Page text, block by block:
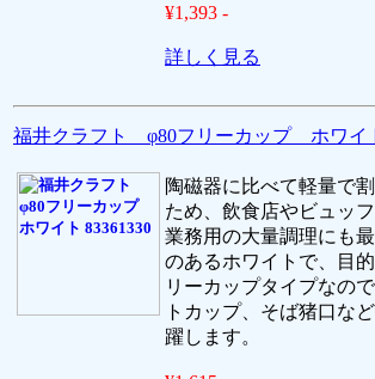
¥1,393 -
詳しく見る
福井クラフト φ80フリーカップ ホワイ
陶磁器に比べて軽量で
ため、飲食店やビュッ
業務用の大量調理にも
のあるホワイトで、目
リーカップタイプなの
トカップ、そば猪口な
躍します。